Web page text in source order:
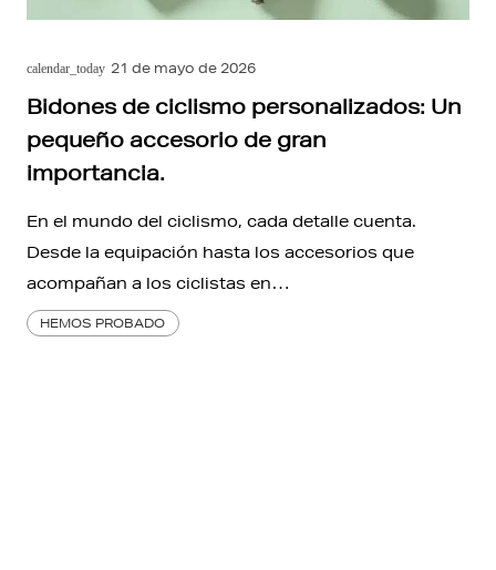
calendar_today 21 de mayo de 2026
Bidones de ciclismo personalizados: Un
pequeño accesorio de gran
importancia.
En el mundo del ciclismo, cada detalle cuenta.
Desde la equipación hasta los accesorios que
acompañan a los ciclistas en…
HEMOS PROBADO